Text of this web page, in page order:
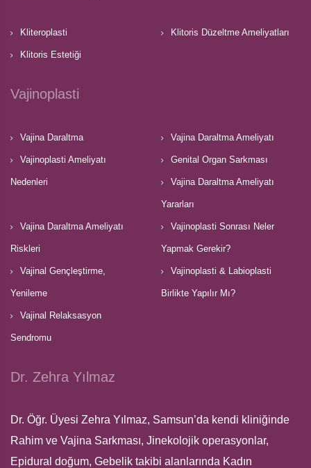
Kliteroplasti Klitoris Düzeltme Ameliyatları
Klitoris Estetiği
Vajinoplasti
Vajina Daraltma Vajina Daraltma Ameliyatı
Vajinoplasti Ameliyatı
Nedenleri
Genital Organ Sarkması
Vajina Daraltma Ameliyatı
Yararları
Vajina Daraltma Ameliyatı
Riskleri
Vajinoplasti Sonrası Neler
Yapmak Gerekir?
Vajinal Gençleştirme,
Yenileme
Vajinoplasti & Labioplasti
Birlikte Yapılır Mı?
Vajinal Relaksasyon
Sendromu
Dr. Zehra Yılmaz
Dr. Öğr. Üyesi Zehra Yılmaz, Samsun’da kendi kliniğinde
Rahim ve Vajina Sarkması, Jinekolojik operasyonlar,
Epidural doğum, Gebelik takibi alanlarında Kadın